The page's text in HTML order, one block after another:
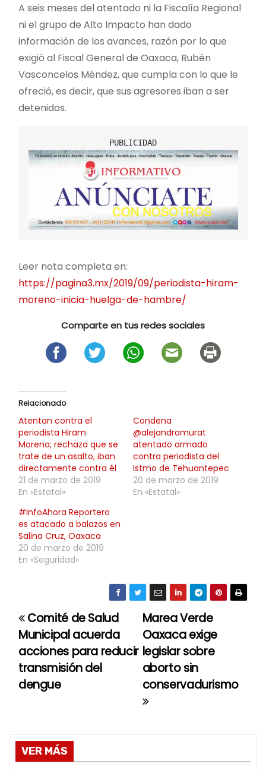
A seis meses del atentado ni la Fiscalía Regional
ni el grupo de Alto Impacto han dado
información de los avances, razón por lo que
exigió al Fiscal General de Oaxaca, Rubén
Vasconcelos Méndez, que cumpla con lo que le
ofreció, es decir, que sus agresores iban a ser
detenidos.
Leer nota completa en:
https://pagina3.mx/2019/09/periodista-hiram-
moreno-inicia-huelga-de-hambre/
Comparte en tus redes sociales
Relacionado
Atentan contra el
periodista Hiram
Moreno; rechaza que se
trate de un asalto, iban
directamente contra él
21 de marzo de 2019
En «Estatal»
Condena
@alejandromurat
atentado armado
contra periodista del
Istmo de Tehuantepec
20 de marzo de 2019
En «Estatal»
#InfoAhora Reportero
es atacado a balazos en
Salina Cruz, Oaxaca
20 de marzo de 2019
En «Seguridad»
N
a
v
a
Marea Verde
Oaxaca exige
legislar sobre
aborto sin
conservadurismo
Comité de Salud
Municipal acuerda
acciones para reducir
transmisión del
dengue
VER MÁS